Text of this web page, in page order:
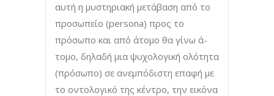
αυτή η μυστηριακή μετάβαση από το
προσωπείο (persona) προς το
πρόσωπο και από άτομο θα γίνω ά-
τομο, δηλαδή μια ψυχολογική ολότητα
(πρόσωπο) σε ανεμπόδιστη επαφή με
το οντολογικό της κέντρο, την εικόνα